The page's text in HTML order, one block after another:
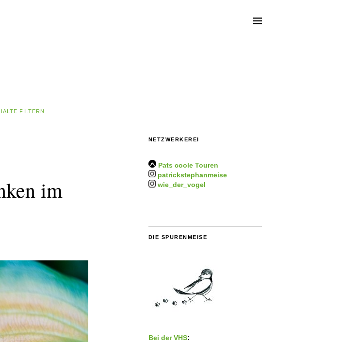
FILTERN
im
NETZWERKEREI
Pats coole Touren
patrickstephanmeise
wie_der_vogel
DIE SPURENMEISE
Bei der VHS: